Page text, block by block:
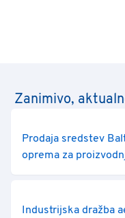
Zanimivo,
Prodaja sredstev
oprema za
Industrijska dražba